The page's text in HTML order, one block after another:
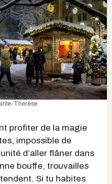
Thérèse
profiter de la magie
impossible de
d’aller flâner dans
bouffe, trouvailles
Si tu habites